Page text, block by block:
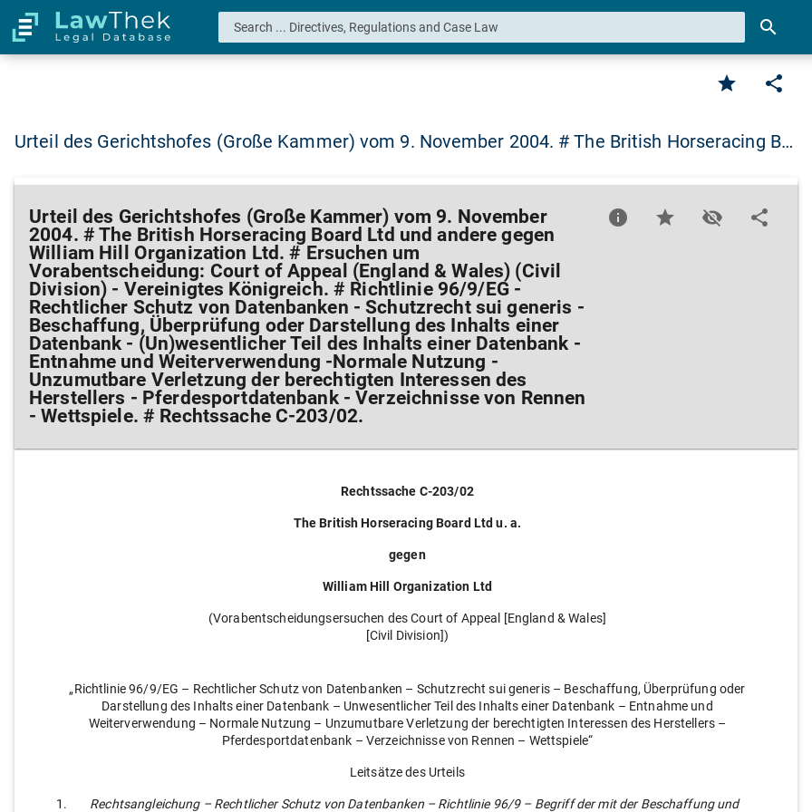
search
star share
Urteil des Gerichtshofes (Große Kammer) vom 9. November 2004. # The British Horseracing B…
Urteil des Gerichtshofes (Große Kammer) vom 9. November
2004. # The British Horseracing Board Ltd und andere gegen
William Hill Organization Ltd. # Ersuchen um
Vorabentscheidung: Court of Appeal (England & Wales) (Civil
Division) - Vereinigtes Königreich. # Richtlinie 96/9/EG -
Rechtlicher Schutz von Datenbanken - Schutzrecht sui generis -
Beschaffung, Überprüfung oder Darstellung des Inhalts einer
Datenbank - (Un)wesentlicher Teil des Inhalts einer Datenbank -
Entnahme und Weiterverwendung -Normale Nutzung -
Unzumutbare Verletzung der berechtigten Interessen des
Herstellers - Pferdesportdatenbank - Verzeichnisse von Rennen
- Wettspiele. # Rechtssache C-203/02.
info star visibility_off share
Rechtssache C-203/02
The British Horseracing Board Ltd u. a.
gegen
William Hill Organization Ltd
(Vorabentscheidungsersuchen des Court of Appeal [England & Wales]
[Civil Division])
„Richtlinie 96/9/EG – Rechtlicher Schutz von Datenbanken – Schutzrecht sui generis – Beschaffung, Überprüfung oder
Darstellung des Inhalts einer Datenbank – Unwesentlicher Teil des Inhalts einer Datenbank – Entnahme und
Weiterverwendung – Normale Nutzung – Unzumutbare Verletzung der berechtigten Interessen des Herstellers –
Pferdesportdatenbank – Verzeichnisse von Rennen – Wettspiele“
Leitsätze des Urteils
1. Rechtsangleichung – Rechtlicher Schutz von Datenbanken – Richtlinie 96/9 – Begriff der mit der Beschaffung und